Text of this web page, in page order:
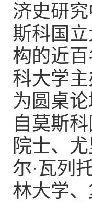
济史研
斯科国
构的近
科大学
为圆桌
自莫斯
院士、
尔·瓦列
林大学